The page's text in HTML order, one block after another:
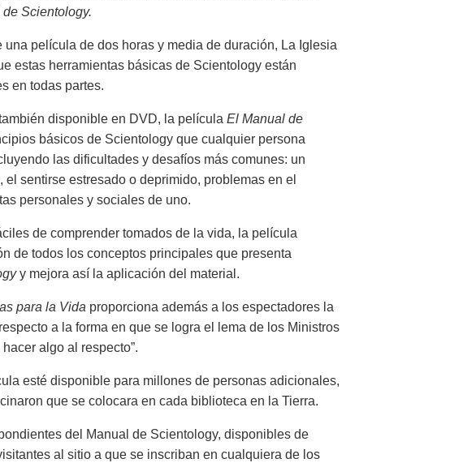
Scientology.
una película de dos horas y media de duración, La Iglesia
estas herramientas básicas de Scientology están
en todas partes.
disponible en DVD, la película El Manual de
básicos de Scientology que cualquier persona
las dificultades y desafíos más comunes: un
sentirse estresado o deprimido, problemas en el
personales y sociales de uno.
de comprender tomados de la vida, la película
de todos los conceptos principales que presenta
y mejora así la aplicación del material.
para la Vida proporciona además a los espectadores la
a la forma en que se logra el lema de los Ministros
hacer algo al respecto”.
esté disponible para millones de personas adicionales,
que se colocara en cada biblioteca en la Tierra.
del Manual de Scientology, disponibles de
al sitio a que se inscriban en cualquiera de los